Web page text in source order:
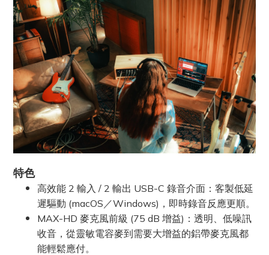
特色
高效能 2 輸入 / 2 輸出 USB-C 錄音介面：客製低延
遲驅動 (macOS／Windows)，即時錄音反應更順。
MAX-HD 麥克風前級 (75 dB 增益)：透明、低噪訊
收音，從靈敏電容麥到需要大增益的鋁帶麥克風都
能輕鬆應付。